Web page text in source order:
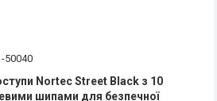
50040
Nortec Street Black з 10
шипами для безпечної